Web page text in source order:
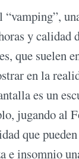
y calidad
que suelen
en la
es un
jugando al
que
e insomnio